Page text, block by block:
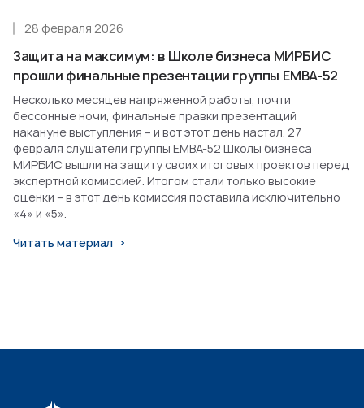
Защита на максимум: в Школе бизнеса МИРБИС
прошли финальные презентации группы EMBA-52
28 февраля 2026
Несколько месяцев напряженной работы, почти
бессонные ночи, финальные правки презентаций
накануне выступления – и вот этот день настал. 27
февраля слушатели группы EMBA-52 Школы бизнеса
МИРБИС вышли на защиту своих итоговых проектов перед
экспертной комиссией. Итогом стали только высокие
оценки – в этот день комиссия поставила исключительно
«4» и «5».
Читать материал